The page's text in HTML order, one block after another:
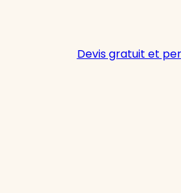
Devis gratuit et